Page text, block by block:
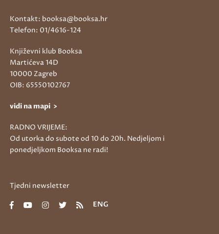
Kontakt: booksa@booksa.hr
Telefon: 01/4616-124
Književni klub Booksa
Martićeva 14D
10000 Zagreb
OIB: 65550102767
vidi na mapi >
RADNO VRIJEME:
Od utorka do subote od 10 do 20h. Nedjeljom i
ponedjeljkom Booksa ne radi!
Tjedni newsletter
ENG